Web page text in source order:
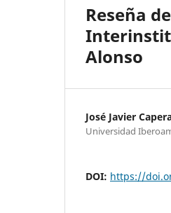
Reseña
Alonso
José Javier
Universidad
DOI: https://